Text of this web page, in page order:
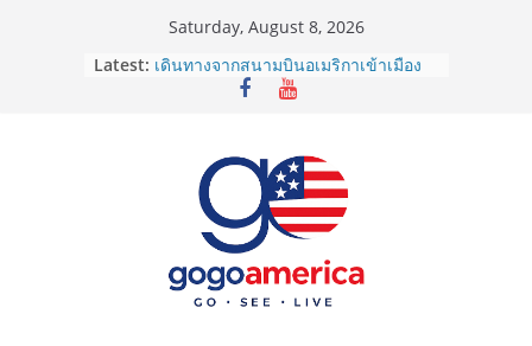
Saturday, August 8, 2026
Latest: เดินทางจากสนามบินอเมริกาเข้าเมือง
2026: LAX, JFK, SFO ไปยังไงดี?
ประเทศต้องรู้
ซิมการ์ดอเมริกา 2026: ใช้ยี่ห้อไหนดี
ที่สุด? เปรียบเทียบครบจบในบทความ
โอนเงินจากอเมริกากลับไทย ใช้วิธีไหน
ประหยัดและคุ้มที่สุดในปี 2026?
VPN สำหรับใช้ในอเมริกา 2026: ตัว